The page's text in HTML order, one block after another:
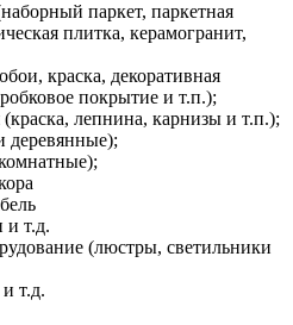
паркет, паркетная
плитка, керамогранит,
краска, декоративная
покрытие и т.п.);
лепнина, карнизы и т.п.);
деревянные);
и т.д.
(люстры, светильники
т.д.